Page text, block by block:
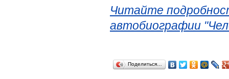
Читайте
автобиографии
Поделиться…